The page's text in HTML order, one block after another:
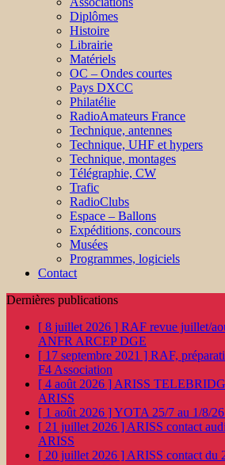
Diplômes
Histoire
Librairie
Matériels
OC – Ondes courtes
Pays DXCC
Philatélie
RadioAmateurs France
Technique, antennes
Technique, UHF et hypers
Technique, montages
Télégraphie, CW
Trafic
RadioClubs
Espace – Ballons
Expéditions, concours
Musées
Programmes, logiciels
Contact
Dernières publications
[ 8 juillet 2026 ] RAF revue juillet/
ANFR ARCEP DGE
[ 17 septembre 2021 ] RAF,
F4 Association
[ 4 août 2026 ] ARISS
ARISS
[ 1 août 2026 ]YOTA 25/7 au 1/8/26
[ 21 juillet 2026 ] ARISS contact
ARISS
[ 20 juillet 2026 ] ARISS contact du